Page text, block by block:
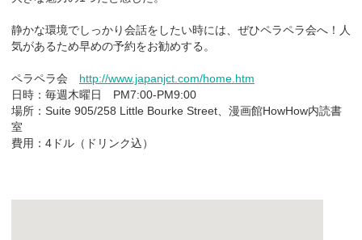
静かな環境でしっかり会話をしたい時には、ぜひペラペラ会へ！人
気があるため早めの予約をお勧めする。
ペラペラ会 http://www.japanjct.com/home.htm
日時：毎週木曜日 PM7:00-PM9:00
場所：Suite 905/258 Little Bourke Street、漫画館HowHow内読書
室
費用：4ドル（ドリンク込）